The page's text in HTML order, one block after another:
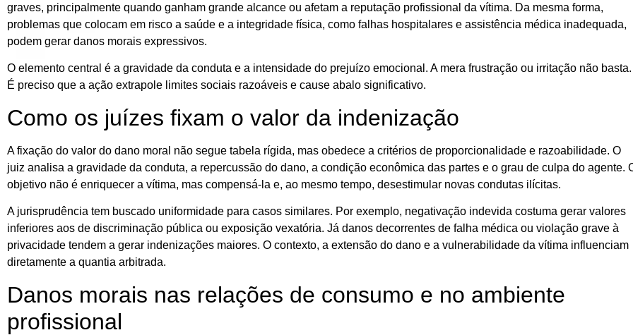
graves, principalmente quando ganham grande alcance ou afetam a reputação profissional da vítima. Da mesma forma,
problemas que colocam em risco a saúde e a integridade física, como falhas hospitalares e assistência médica inadequada,
podem gerar danos morais expressivos.
O elemento central é a gravidade da conduta e a intensidade do prejuízo emocional. A mera frustração ou irritação não basta.
É preciso que a ação extrapole limites sociais razoáveis e cause abalo significativo.
Como os juízes fixam o valor da indenização
A fixação do valor do dano moral não segue tabela rígida, mas obedece a critérios de proporcionalidade e razoabilidade. O
juiz analisa a gravidade da conduta, a repercussão do dano, a condição econômica das partes e o grau de culpa do agente.
objetivo não é enriquecer a vítima, mas compensá-la e, ao mesmo tempo, desestimular novas condutas ilícitas.
A jurisprudência tem buscado uniformidade para casos similares. Por exemplo, negativação indevida costuma gerar valores
inferiores aos de discriminação pública ou exposição vexatória. Já danos decorrentes de falha médica ou violação grave à
privacidade tendem a gerar indenizações maiores. O contexto, a extensão do dano e a vulnerabilidade da vítima influenciam
diretamente a quantia arbitrada.
Danos morais nas relações de consumo e no ambiente
profissional